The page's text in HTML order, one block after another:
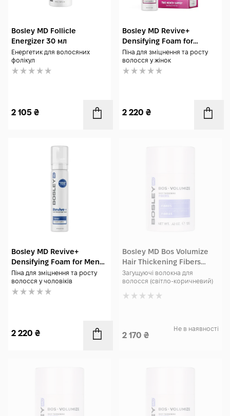
Bosley MD Follicle
Energizer 30 мл
Енергетик для волосяних
фолікул
2 105 ₴
Bosley MD Revive+
Densifying Foam for
Women 60 мл
Піна для зміцнення та росту
волосся у жінок
2 220 ₴
Bosley MD Revive+
Densifying Foam for Men
60 мл
Піна для зміцнення та росту
волосся у чоловіків
2 220 ₴
Bosley MD Bos Volumize
Hair Thickening Fibers
Light Brown 12 гр
Загущуючі волокна для
волосся (світло-коричневий)
2 170 ₴
Не в наявності